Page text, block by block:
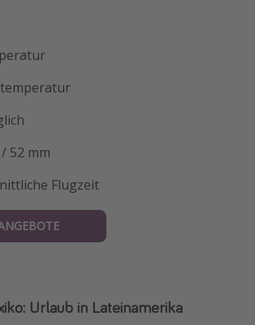
52 mm
Flugzeit
Urlaub in Lateinamerika